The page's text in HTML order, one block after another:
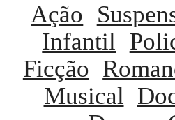
Ação
Infantil
Ficção
Musical